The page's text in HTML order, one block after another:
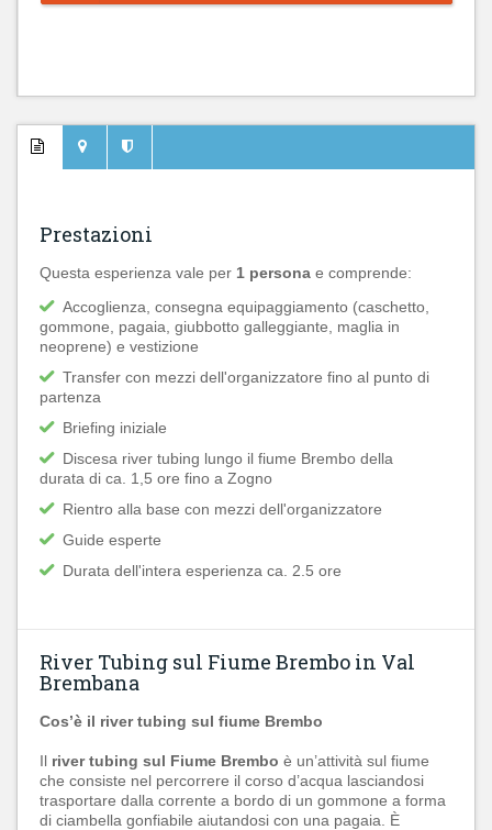
Prestazioni
Questa esperienza vale per 1 persona e comprende:
Accoglienza, consegna equipaggiamento (caschetto,
gommone, pagaia, giubbotto galleggiante, maglia in
neoprene) e vestizione
Transfer con mezzi dell'organizzatore fino al punto di
partenza
Briefing iniziale
Discesa river tubing lungo il fiume Brembo della
durata di ca. 1,5 ore fino a Zogno
Rientro alla base con mezzi dell'organizzatore
Guide esperte
Durata dell'intera esperienza ca. 2.5 ore
River Tubing sul Fiume Brembo in Val
Brembana
Cos’è il river tubing sul fiume Brembo
Il river tubing sul Fiume Brembo è un’attività sul fiume
che consiste nel percorrere il corso d’acqua lasciandosi
trasportare dalla corrente a bordo di un gommone a forma
di ciambella gonfiabile aiutandosi con una pagaia. È